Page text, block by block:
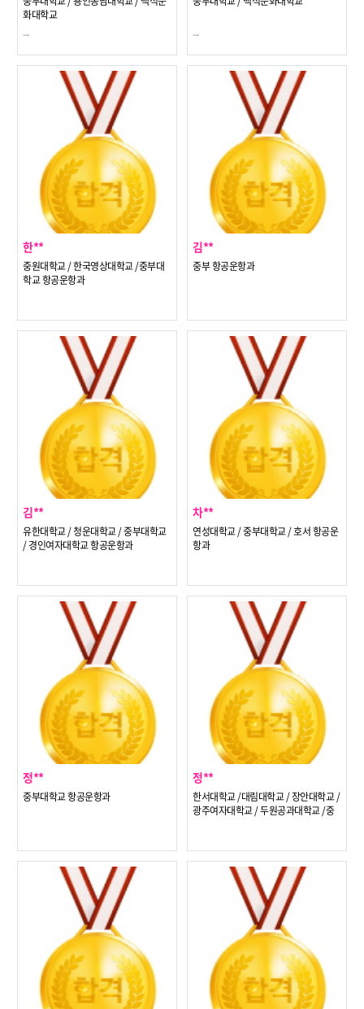
화대학교
--- ---
한**
중원대학교 / 한국영상대학교 /중부대
학교 항공운항과
김**
중부 항공운항과
김**
유한대학교 / 청운대학교 / 중부대학교
/ 경인여자대학교 항공운항과
차**
연성대학교 / 중부대학교 / 호서 항공운
항과
정**
중부대학교 항공운항과
정**
한서대학교 /대림대학교 / 장안대학교 /
광주여자대학교 / 두원공과대학교 /중